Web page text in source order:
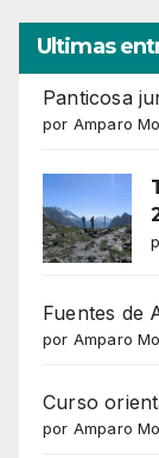
Ultimas
Panticosa
por Amparo
Fuentes de
por Amparo
Curso
por Amparo